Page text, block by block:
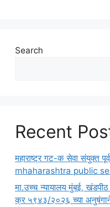
Search
Recent
महाराष्ट्र गट-क सेवा संयुक्त
mhaharashtra public
मा.उच्च न्यायालय मुंबई,
क्र ५९४३/२०२६ च्या अनुषंगाने